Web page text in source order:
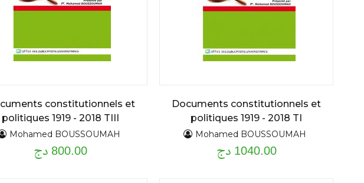
Documents constitutionnels et
politiques 1919 - 2018 TI
Mohamed BOUSSOUMAH
1040.00 دج
constitutionnels et
politiques 1919 - 2018 TIII
Mohamed BOUSSOUMAH
800.00 دج